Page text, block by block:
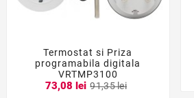
  
Termostat si Priza
programabila digitala
VRTMP3100
73,08 lei 91,35 lei